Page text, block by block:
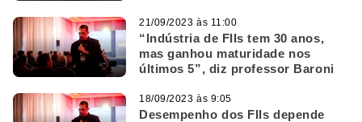
“Indústria de FIIs tem 30 anos,
mas ganhou maturidade nos
últimos 5”, diz professor Baroni
21/09/2023 às 11:00
Desempenho dos FIIs depende
18/09/2023 às 9:05